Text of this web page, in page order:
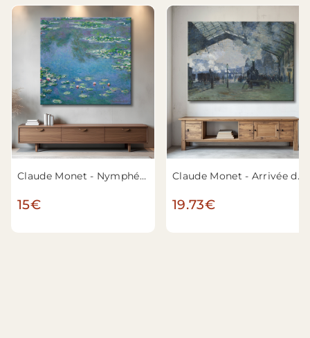
Claude Monet - Nymphéas
15€
Claude Monet - Arrivée du Train de Normandie, Gare Saint-Lazare
19.73€